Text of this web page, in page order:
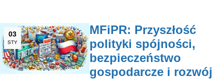
03
STY
MFiPR: Przyszłość
polityki spójności,
bezpieczeństwo
gospodarcze i rozwój